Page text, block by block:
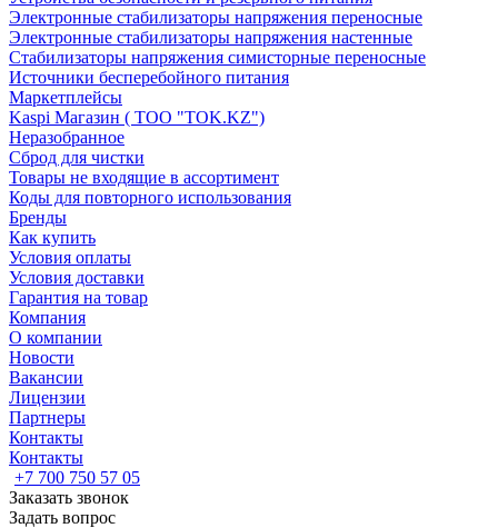
Электронные стабилизаторы напряжения переносные
Электронные стабилизаторы напряжения настенные
Стабилизаторы напряжения симисторные переносные
Источники бесперебойного питания
Маркетплейсы
Kaspi Магазин ( ТОО "TOK.KZ")
Неразобранное
Сброд для чистки
Товары не входящие в ассортимент
Коды для повторного использования
Бренды
Как купить
Условия оплаты
Условия доставки
Гарантия на товар
Компания
О компании
Новости
Вакансии
Лицензии
Партнеры
Контакты
Контакты
+7 700 750 57 05
Заказать звонок
Задать вопрос